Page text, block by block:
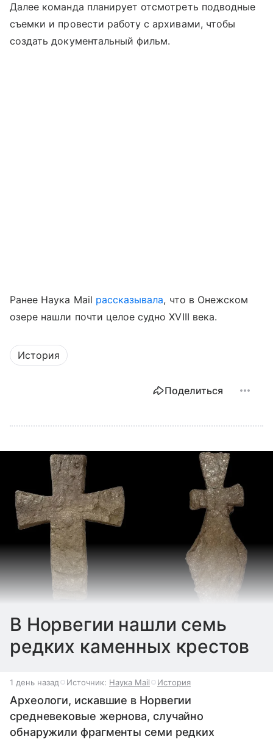
Далее команда планирует отсмотреть подводные
съемки и провести работу с архивами, чтобы
создать документальный фильм.
Ранее Наука Mail рассказывала, что в Онежском
озере нашли почти целое судно XVIII века.
История
Поделиться
В Норвегии нашли семь
редких каменных крестов
1 день назад Источник: Наука Mail История
Археологи, искавшие в Норвегии
средневековые жернова, случайно
обнаружили фрагменты семи редких